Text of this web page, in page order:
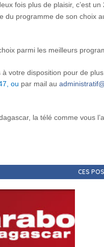
fois plus de plaisir, c’est un
du programme de son choix
parmi les meilleurs
à votre disposition pour de
ou par mail au
la télé comme vous
CES